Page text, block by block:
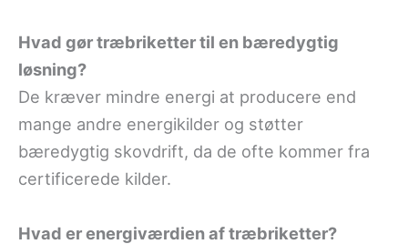
Hvad gør træbriketter til en bæredygtig
løsning?
De kræver mindre energi at producere end
mange andre energikilder og støtter
bæredygtig skovdrift, da de ofte kommer fra
certificerede kilder.
Hvad er energiværdien af træbriketter?